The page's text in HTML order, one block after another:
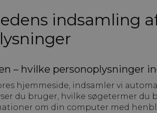
indsamling
– hvilke personoplysninger
hjemmeside, indsamler vi
du bruger, hvilke søgetermer du
om din computer med